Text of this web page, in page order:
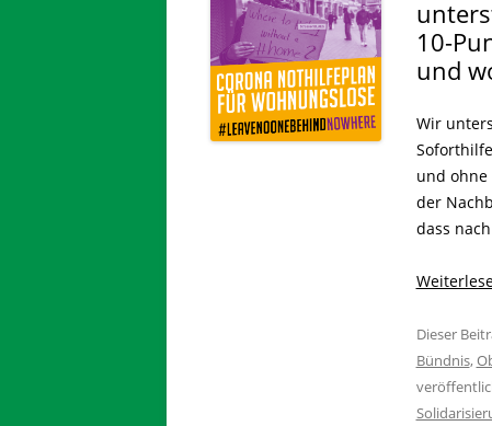
10-
und
Wir
und ohne
der
dass
Dieser
Bündnis,